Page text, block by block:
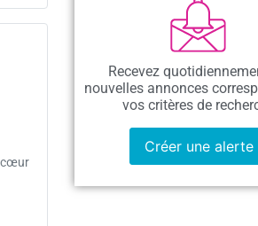
cœur
Recevez
nouvelles annonces
vos critères de
Créer une alerte